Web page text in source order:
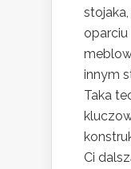
oparciu
innym
Taka
Ci